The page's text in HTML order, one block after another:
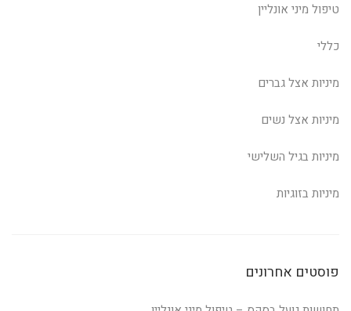
טיפול מיני אונליין
כללי
מיניות אצל גברים
מיניות אצל נשים
מיניות בגיל השלישי
מיניות בזוגיות
פוסטים אחרונים